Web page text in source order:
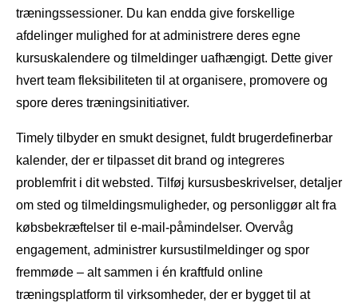
træningssessioner. Du kan endda give forskellige
afdelinger mulighed for at administrere deres egne
kursuskalendere og tilmeldinger uafhængigt. Dette giver
hvert team fleksibiliteten til at organisere, promovere og
spore deres træningsinitiativer.
Timely tilbyder en smukt designet, fuldt brugerdefinerbar
kalender, der er tilpasset dit brand og integreres
problemfrit i dit websted. Tilføj kursusbeskrivelser, detaljer
om sted og tilmeldingsmuligheder, og personliggør alt fra
købsbekræftelser til e-mail-påmindelser. Overvåg
engagement, administrer kursustilmeldinger og spor
fremmøde – alt sammen i én kraftfuld online
træningsplatform til virksomheder, der er bygget til at